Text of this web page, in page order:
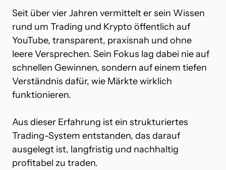
Seit über vier Jahren vermittelt er sein Wissen
rund um Trading und Krypto öffentlich auf
YouTube, transparent, praxisnah und ohne
leere Versprechen. Sein Fokus lag dabei nie auf
schnellen Gewinnen, sondern auf einem tiefen
Verständnis dafür, wie Märkte wirklich
funktionieren.
Aus dieser Erfahrung ist ein strukturiertes
Trading-System entstanden, das darauf
ausgelegt ist, langfristig und nachhaltig
profitabel zu traden.